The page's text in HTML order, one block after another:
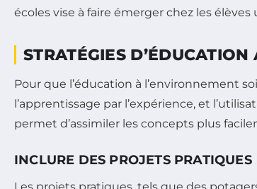
écoles vise à faire émerger chez les
STRATÉGIES
Pour que l’éducation à l’environnement
l’apprentissage par l’expérience, et
permet d’assimiler les concepts plus
INCLURE DES PROJETS PRATIQUES